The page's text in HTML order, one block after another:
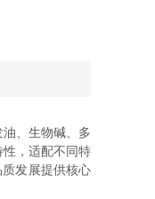
、生物碱、多
，适配不同特
发展提供核心